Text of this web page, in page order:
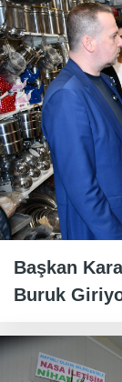
Başkan
Buruk